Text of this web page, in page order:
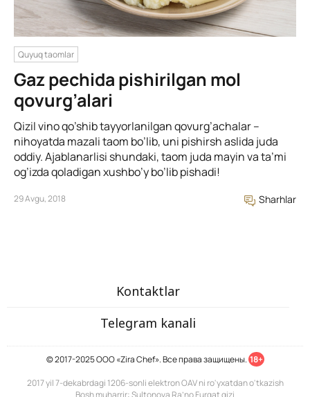
Quyuq taomlar
Gaz pechida pishirilgan mol
qovurg’alari
Qizil vino qo’shib tayyorlanilgan qovurg’achalar –
nihoyatda mazali taom bo’lib, uni pishirsh aslida juda
oddiy. Ajablanarlisi shundaki, taom juda mayin va ta’mi
og’izda qoladigan xushbo’y bo’lib pishadi!
29 Avgu, 2018 Sharhlar
Kontaktlar
Telegram kanali
© 2017-2025 ООО «Zira Chef». Все права защищены. 18+
2017 yil 7-dekabrdagi 1206-sonli elektron OAV ni ro'yxatdan o'tkazish
Bosh muharrir: Sultonova Ra’no Furqat qizi